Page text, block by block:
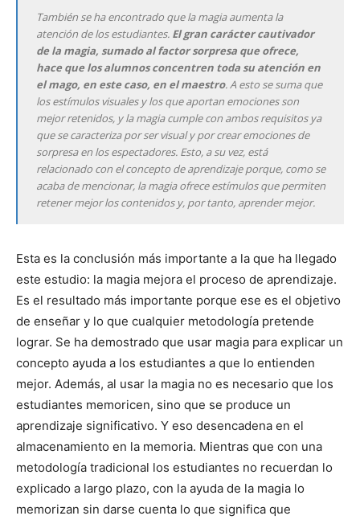
También se ha encontrado que la magia aumenta la
atención de los estudiantes. El gran carácter cautivador
de la magia, sumado al factor sorpresa que ofrece,
hace que los alumnos concentren toda su atención en
el mago, en este caso, en el maestro. A esto se suma que
los estímulos visuales y los que aportan emociones son
mejor retenidos, y la magia cumple con ambos requisitos ya
que se caracteriza por ser visual y por crear emociones de
sorpresa en los espectadores. Esto, a su vez, está
relacionado con el concepto de aprendizaje porque, como se
acaba de mencionar, la magia ofrece estímulos que permiten
retener mejor los contenidos y, por tanto, aprender mejor.
Esta es la conclusión más importante a la que ha llegado
este estudio: la magia mejora el proceso de aprendizaje.
Es el resultado más importante porque ese es el objetivo
de enseñar y lo que cualquier metodología pretende
lograr. Se ha demostrado que usar magia para explicar un
concepto ayuda a los estudiantes a que lo entienden
mejor. Además, al usar la magia no es necesario que los
estudiantes memoricen, sino que se produce un
aprendizaje significativo. Y eso desencadena en el
almacenamiento en la memoria. Mientras que con una
metodología tradicional los estudiantes no recuerdan lo
explicado a largo plazo, con la ayuda de la magia lo
memorizan sin darse cuenta lo que significa que